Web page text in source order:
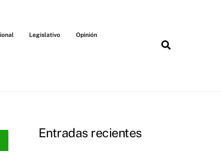
Legislativo Opinión
Entradas recientes